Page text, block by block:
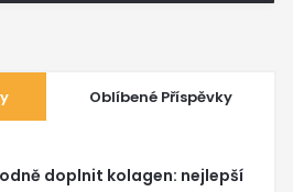
Oblíbené Příspěvky
doplnit kolagen: nejlepší